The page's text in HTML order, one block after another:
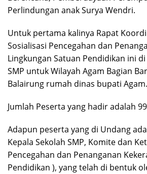
Perlindungan anak Surya Wendri.
Untuk pertama kalinya Rapat
Sosialisasi Pencegahan dan
Lingkungan Satuan Pendidikan ini
SMP untuk Wilayah Agam Bagian
Balairung rumah dinas bupati Agam.
Jumlah Peserta yang hadir adalah
Adapun peserta yang di Undang
Kepala Sekolah SMP, Komite dan
Pencegahan dan Penanganan
Pendidikan ), yang telah di bentuk